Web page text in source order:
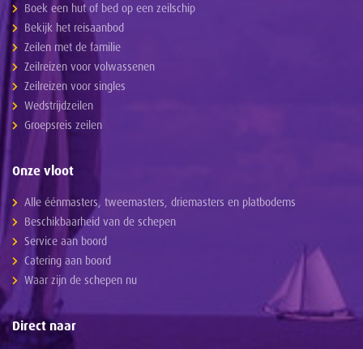
Boek een hut of bed op een zeilschip
Bekijk het reisaanbod
Zeilen met de familie
Zeilreizen voor volwassenen
Zeilreizen voor singles
Wedstrijdzeilen
Groepsreis zeilen
Onze vloot
Alle éénmasters, tweemasters, driemasters en platbodems
Beschikbaarheid van de schepen
Service aan boord
Catering aan boord
Waar zijn de schepen nu
Direct naar